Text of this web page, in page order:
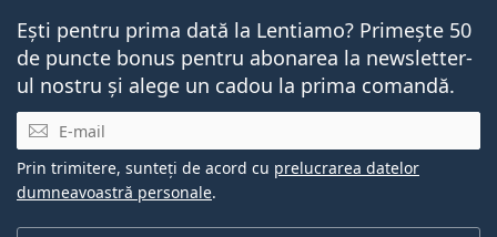
Ești pentru prima dată la Lentiamo? Primește 50
de puncte bonus pentru abonarea la newsletter-
ul nostru și alege un cadou la prima comandă.
E-mail
Prin trimitere, sunteți de acord cu prelucrarea datelor
dumneavoastră personale.